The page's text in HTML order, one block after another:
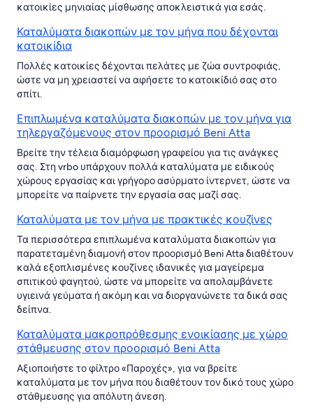
κατοικίες μηνιαίας μίσθωσης αποκλειστικά για εσάς.
Καταλύματα διακοπών με τον μήνα που δέχονται
κατοικίδια
Πολλές κατοικίες δέχονται πελάτες με ζώα συντροφιάς,
ώστε να μη χρειαστεί να αφήσετε το κατοικίδιό σας στο
σπίτι.
Επιπλωμένα καταλύματα διακοπών με τον μήνα για
τηλεργαζόμενους στον προορισμό Beni Atta
Βρείτε την τέλεια διαμόρφωση γραφείου για τις ανάγκες
σας. Στη vrbo υπάρχουν πολλά καταλύματα με ειδικούς
χώρους εργασίας και γρήγορο ασύρματο ίντερνετ, ώστε να
μπορείτε να παίρνετε την εργασία σας μαζί σας.
Καταλύματα με τον μήνα με πρακτικές κουζίνες
Τα περισσότερα επιπλωμένα καταλύματα διακοπών για
παρατεταμένη διαμονή στον προορισμό Beni Atta διαθέτουν
καλά εξοπλισμένες κουζίνες ιδανικές για μαγείρεμα
σπιτικού φαγητού, ώστε να μπορείτε να απολαμβάνετε
υγιεινά γεύματα ή ακόμη και να διοργανώνετε τα δικά σας
δείπνα.
Καταλύματα μακροπρόθεσμης ενοικίασης με χώρο
στάθμευσης στον προορισμό Beni Atta
Αξιοποιήστε το φίλτρο «Παροχές», για να βρείτε
καταλύματα με τον μήνα που διαθέτουν τον δικό τους χώρο
στάθμευσης για απόλυτη άνεση.